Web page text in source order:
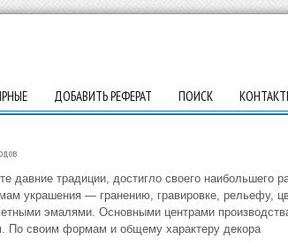
ДОБАВИТЬ РЕФЕРАТ ПОИСК
давние традиции, до­стигло своего наибольшего
украшения — гранению, гравировке, рельефу,
эмалями. Основными цен­трами
По своим формам и общему характеру декора